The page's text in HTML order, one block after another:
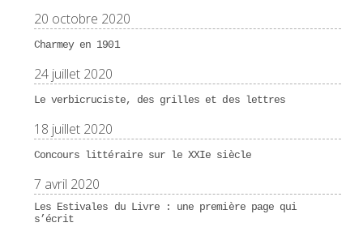
20 octobre 2020
Charmey en 1901
24 juillet 2020
Le verbicruciste, des grilles et des lettres
18 juillet 2020
Concours littéraire sur le XXIe siècle
7 avril 2020
Les Estivales du Livre : une première page qui
s’écrit